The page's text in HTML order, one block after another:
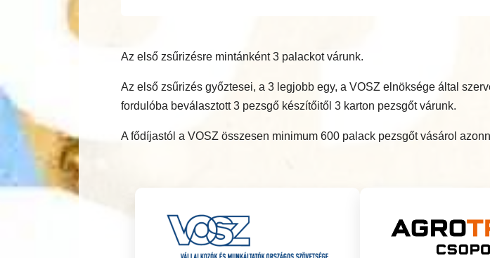
Az első zsűrizésre mintánként 3 palackot várunk.
Az első zsűrizés győztesei, a 3 legjobb egy, a VOSZ elnöksége által
fordulóba beválasztott 3 pezsgő készítőitől 3 karton pezsgőt várunk.
A fődíjastól a VOSZ összesen minimum 600 palack pezsgőt vásárol